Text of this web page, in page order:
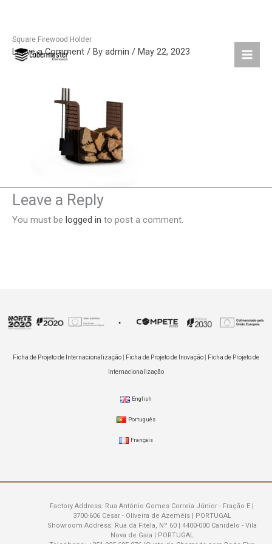
SkipSquare Firewood Holder
Leave a Comment / By admin / May 22, 2023
Leave a Reply
You must be logged in to post a comment.
Ficha de Projeto de Internacionalização Ficha de Projeto de Inovação Ficha de Projeto de
Internacionalização
English
Português
Français
Factory Address: Rua António Gomes Correia Júnior - Fração E |
3700-606 Cesar - Oliveira de Azeméis | PORTUGAL
Showroom Address: Rua da Fitela, Nº 60 | 4400-000 Canidelo - Vila
Nova de Gaia | PORTUGAL